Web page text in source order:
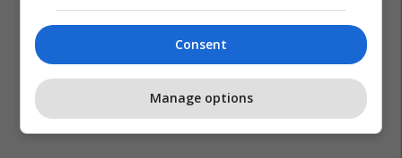
Tenxhere Pastrimi
Consent
Manage options